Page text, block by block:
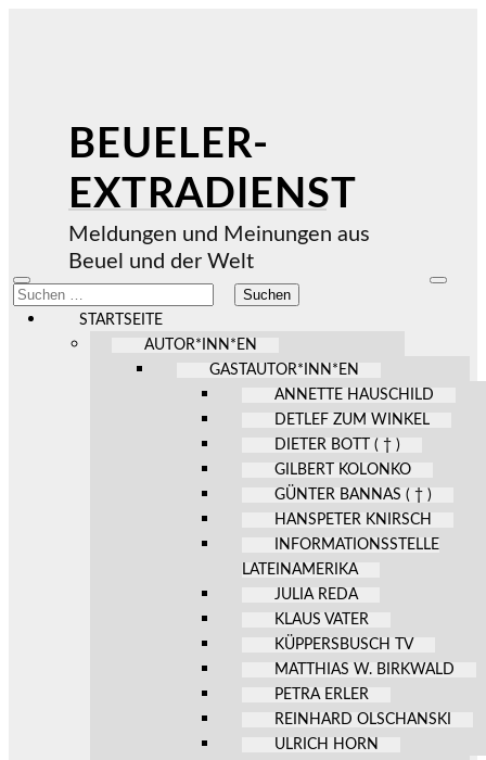
BEUELER-
EXTRADIENST
Meldungen und Meinungen aus
Beuel und der Welt
Mobile-
Menü
ein-/ausblenden
Suchen
nach:
STARTSEITE
AUTOR*INN*EN
GASTAUTOR*INN*EN
ANNETTE HAUSCHILD
DETLEF ZUM WINKEL
DIETER BOTT ( † )
GILBERT KOLONKO
GÜNTER BANNAS ( † )
HANSPETER KNIRSCH
INFORMATIONSSTELLE
LATEINAMERIKA
JULIA REDA
KLAUS VATER
KÜPPERSBUSCH TV
MATTHIAS W. BIRKWALD
PETRA ERLER
REINHARD OLSCHANSKI
ULRICH HORN